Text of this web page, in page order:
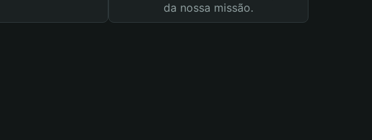
da nossa missão.